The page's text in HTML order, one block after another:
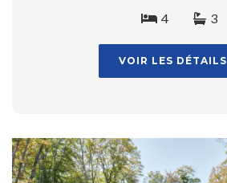
4 3
VOIR LES DÉTAILS